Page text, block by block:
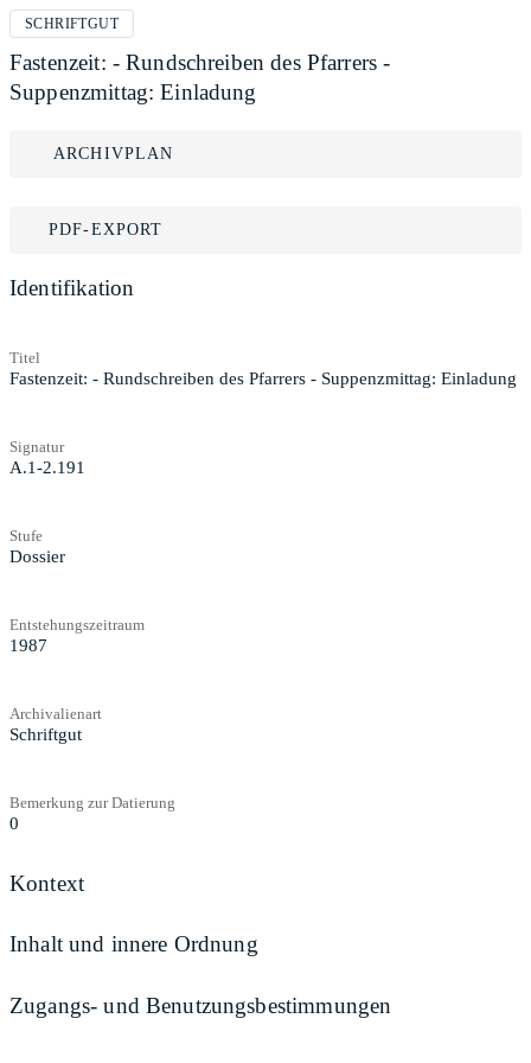
SCHRIFTGUT
Fastenzeit: - Rundschreiben des Pfarrers -
Suppenzmittag: Einladung
ARCHIVPLAN
PDF-EXPORT
Identifikation
Titel
Fastenzeit: - Rundschreiben des Pfarrers - Suppenzmittag: Einladung
Signatur
A.1-2.191
Stufe
Dossier
Entstehungszeitraum
1987
Archivalienart
Schriftgut
Bemerkung zur Datierung
0
Kontext
Inhalt und innere Ordnung
Zugangs- und Benutzungsbestimmungen